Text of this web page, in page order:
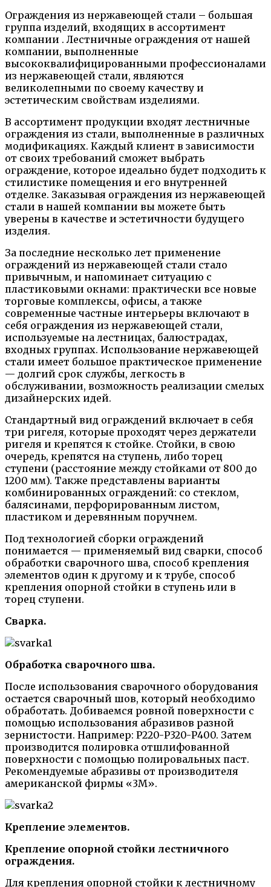
Ограждения из нержавеющей стали – большая
группа изделий, входящих в ассортимент
компании . Лестничные ограждения от нашей
компании, выполненные
высококвалифицированными профессионалами
из нержавеющей стали, являются
великолепными по своему качеству и
эстетическим свойствам изделиями.
В ассортимент продукции входят лестничные
ограждения из стали, выполненные в различных
модификациях. Каждый клиент в зависимости
от своих требований сможет выбрать
ограждение, которое идеально будет подходить к
стилистике помещения и его внутренней
отделке. Заказывая ограждения из нержавеющей
стали в нашей компании вы можете быть
уверены в качестве и эстетичности будущего
изделия.
За последние несколько лет применение
ограждений из нержавеющей стали стало
привычным, и напоминает ситуацию с
пластиковыми окнами: практически все новые
торговые комплексы, офисы, а также
современные частные интерьеры включают в
себя ограждения из нержавеющей стали,
используемые на лестницах, балюстрадах,
входных группах. Использование нержавеющей
стали имеет большое практическое применение
— долгий срок службы, легкость в
обслуживании, возможность реализации смелых
дизайнерских идей.
Стандартный вид ограждений включает в себя
три ригеля, которые проходят через держатели
ригеля и крепятся к стойке. Стойки, в свою
очередь, крепятся на ступень, либо торец
ступени (расстояние между стойками от 800 до
1200 мм). Также представлены варианты
комбинированных ограждений: со стеклом,
балясинами, перфорированным листом,
пластиком и деревянным поручнем.
Под технологией сборки ограждений
понимается — применяемый вид сварки, способ
обработки сварочного шва, способ крепления
элементов один к другому и к трубе, способ
крепления опорной стойки в ступень или в
торец ступени.
Сварка.
Обработка сварочного шва.
После использования сварочного оборудования
остается сварочный шов, который необходимо
обработать. Добиваемся ровной поверхности с
помощью использования абразивов разной
зернистости. Например: Р220-Р320-Р400. Затем
производится полировка отшлифованной
поверхности с помощью полировальных паст.
Рекомендуемые абразивы от производителя
американской фирмы «3М».
Крепление элементов.
Крепление опорной стойки лестничного
ограждения.
Для крепления опорной стойки к лестничному